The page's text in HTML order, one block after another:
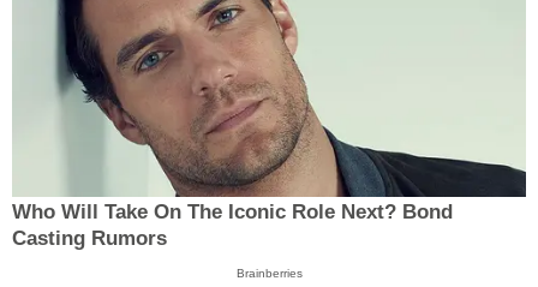
Who Will Take On The Iconic Role Next? Bond
Casting Rumors
Brainberries